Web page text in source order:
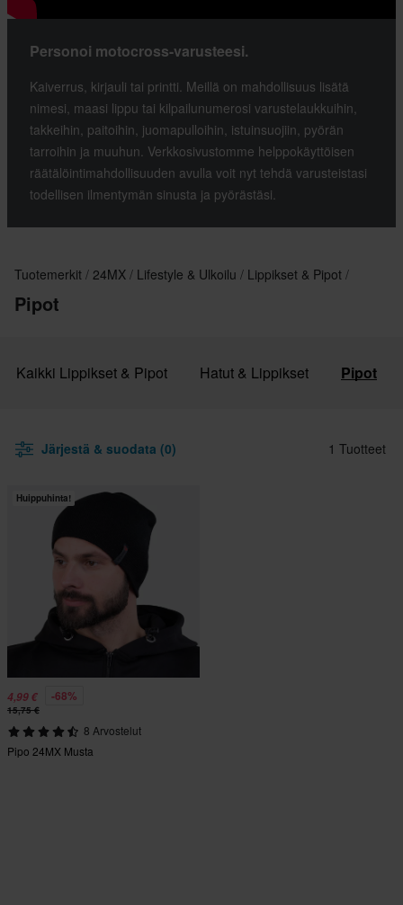
Personoi motocross-varusteesi.
Kaiverrus, kirjauli tai printti. Meillä on mahdollisuus lisätä
nimesi, maasi lippu tai kilpailunumerosi varustelaukkuihin,
takkeihin, paitoihin, juomapulloihin, istuinsuojiin, pyörän
tarroihin ja muuhun. Verkkosivustomme helppokäyttöisen
räätälöintimahdollisuuden avulla voit nyt tehdä varusteistasi
todellisen ilmentymän sinusta ja pyörästäsi.
Tuotemerkit 24MX Lifestyle & Ulkoilu Lippikset & Pipot
Pipot
Kaikki Lippikset & Pipot Hatut & Lippikset Pipot
Järjestä & suodata (0) 1 Tuotteet
Huippuhinta!
4,99 € -68%
15,75 €
8 Arvostelut
Pipo 24MX Musta